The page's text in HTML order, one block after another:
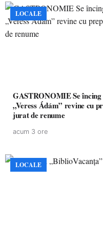
LOCALE
GASTRONOMIE Se încing ceaunele la Satu Mare! Concursul
„Veress Ádám” revine cu
jurat de renume
acum 3 ore
LOCALE